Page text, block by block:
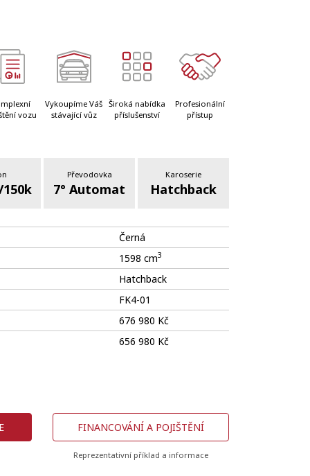
vozu
Vykoupíme Váš
stávající vůz
Široká nabídka
příslušenství
Profesionální
přístup
150k
Převodovka
7° Automat
Karoserie
Hatchback
Černá
1598 cm3
Hatchback
FK4-01
676 980 Kč
656 980 Kč
FINANCOVÁNÍ A POJIŠTĚNÍ
Reprezentativní příklad a informace